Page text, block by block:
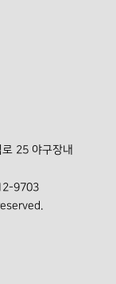
25 야구장내
9703